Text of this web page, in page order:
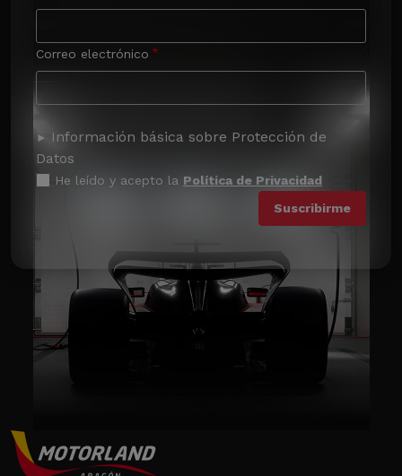
Correo electrónico
Información básica sobre Protección de
Datos
He leído y acepto la Política de Privacidad